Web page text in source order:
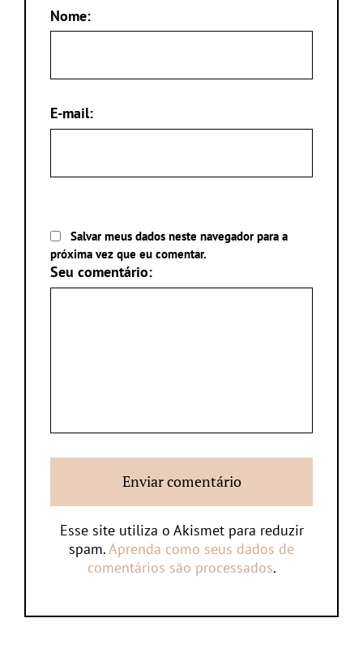
Nome:
E-mail:
Salvar meus dados neste navegador para a
próxima vez que eu comentar.
Seu comentário:
Esse site utiliza o Akismet para reduzir
spam.Aprenda como seus dados de
comentários são processados.